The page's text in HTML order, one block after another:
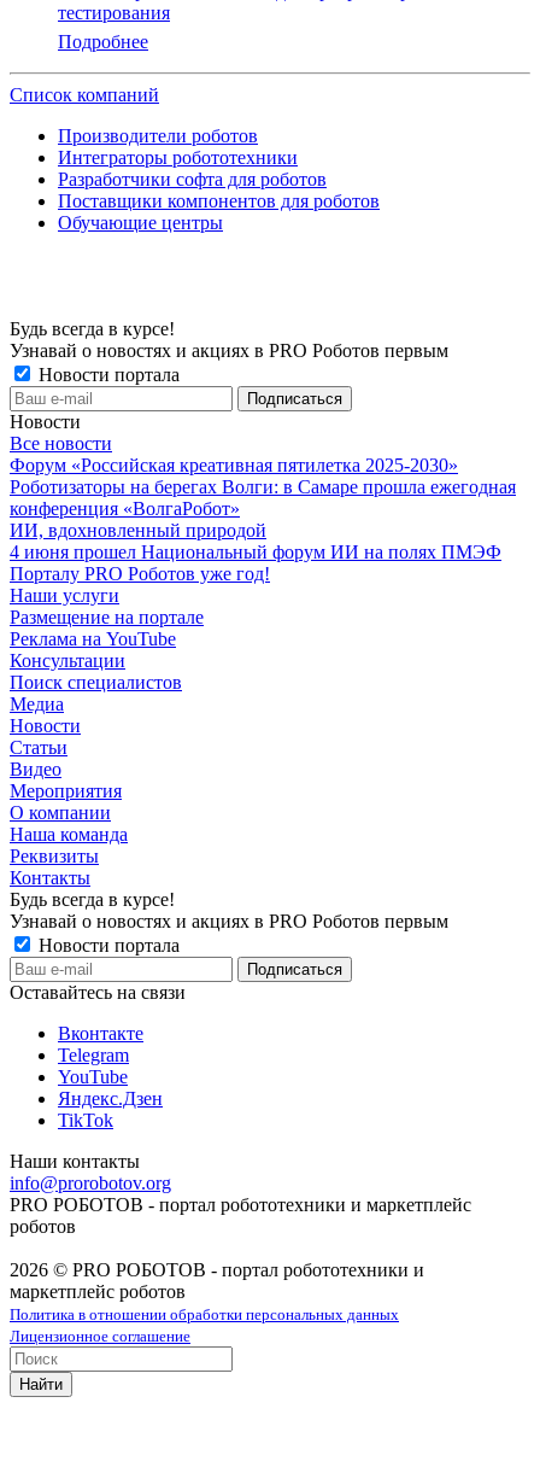
тестирования
Подробнее
Список компаний
Производители роботов
Интеграторы робототехники
Разработчики софта для роботов
Поставщики компонентов для роботов
Обучающие центры
Будь всегда в курсе!
Узнавай о новостях и акциях в PRO Роботов первым
Новости портала
Новости
Все новости
Форум «Российская креативная пятилетка 2025-2030»
Роботизаторы на берегах Волги: в Самаре прошла ежегодная
конференция «ВолгаРобот»
ИИ, вдохновленный природой
4 июня прошел Национальный форум ИИ на полях ПМЭФ
Порталу PRO Роботов уже год!
Наши услуги
Размещение на портале
Реклама на YouTube
Консультации
Поиск специалистов
Медиа
Новости
Статьи
Видео
Мероприятия
О компании
Наша команда
Реквизиты
Контакты
Будь всегда в курсе!
Узнавай о новостях и акциях в PRO Роботов первым
Новости портала
Оставайтесь на связи
Вконтакте
Telegram
YouTube
Яндекс.Дзен
TikTok
Наши контакты
info@prorobotov.org
PRO РОБОТОВ - портал робототехники и маркетплейс
роботов
2026 © PRO РОБОТОВ - портал робототехники и
маркетплейс роботов
Политика в отношении обработки персональных данных
Лицензионное соглашение
Найти